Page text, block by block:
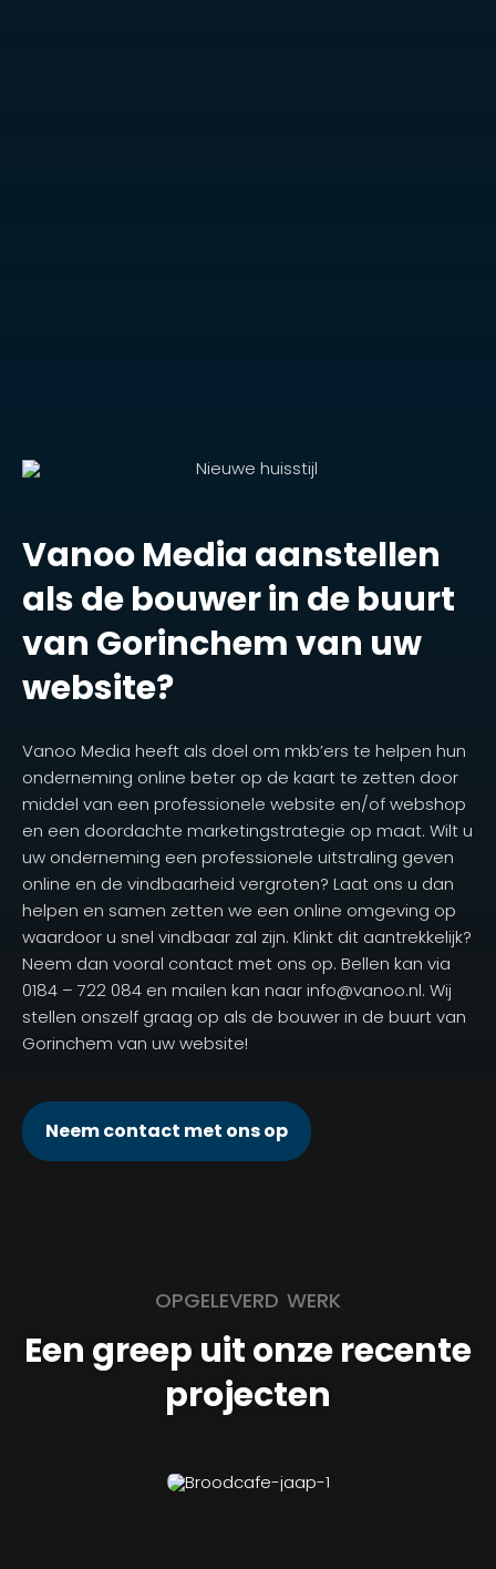
Vanoo Media aanstellen
als de bouwer in de buurt
van Gorinchem van uw
website?
Vanoo Media heeft als doel om mkb’ers te helpen hun
onderneming online beter op de kaart te zetten door
middel van een professionele website en/of webshop
en een doordachte marketingstrategie op maat. Wilt u
uw onderneming een professionele uitstraling geven
online en de vindbaarheid vergroten? Laat ons u dan
helpen en samen zetten we een online omgeving op
waardoor u snel vindbaar zal zijn. Klinkt dit aantrekkelijk?
Neem dan vooral contact met ons op. Bellen kan via
0184 – 722 084 en mailen kan naar info@vanoo.nl. Wij
stellen onszelf graag op als de bouwer in de buurt van
Gorinchem van uw website!
Neem contact met ons op
OPGELEVERD WERK
Een greep uit onze recente
projecten